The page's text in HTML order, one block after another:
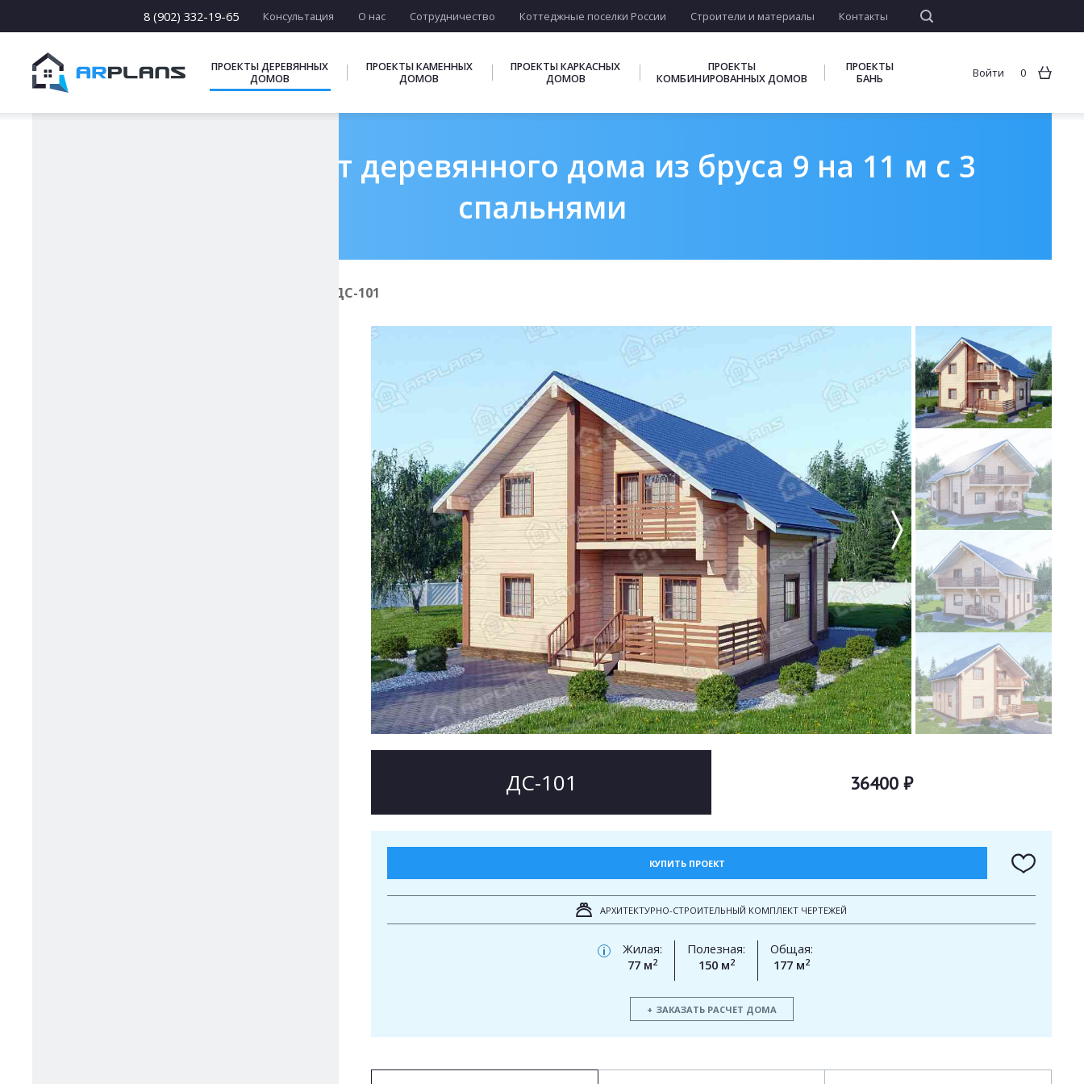
8 (902) 332-19-65 Консультация О нас Сотрудничество Коттеджные поселки России Строители и материалы Контакты
ПРОЕКТЫ ДЕРЕВЯННЫХ
ДОМОВ
ПРОЕКТЫ КАМЕННЫХ
ДОМОВ
ПРОЕКТЫ КАРКАСНЫХ
ДОМОВ
ПРОЕКТЫ
КОМБИНИРОВАННЫХ ДОМОВ
ПРОЕКТЫ
БАНЬ
Войти 0
Готовый проект деревянного дома из бруса 9 на 11 м с 3
спальнями
ДС-101
15 х [15-23]
16 х [16-20]
ПОДБОРКИ
ДС-101 36400 ₽
КУПИТЬ ПРОЕКТ
АРХИТЕКТУРНО-СТРОИТЕЛЬНЫЙ КОМПЛЕКТ ЧЕРТЕЖЕЙ
i
Жилая:
77 м2
Полезная:
150 м2
Общая:
177 м2
ЗАКАЗАТЬ РАСЧЕТ ДОМА